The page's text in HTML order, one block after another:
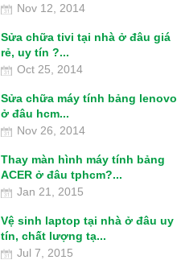
Nov 12, 2014
Sửa chữa tivi tại nhà ở đâu giá
rẻ, uy tín ?...
Oct 25, 2014
Sửa chữa máy tính bảng lenovo
ở đâu hcm...
Nov 26, 2014
Thay màn hình máy tính bảng
ACER ở đâu tphcm?...
Jan 21, 2015
Vệ sinh laptop tại nhà ở đâu uy
tín, chất lượng tạ...
Jul 7, 2015